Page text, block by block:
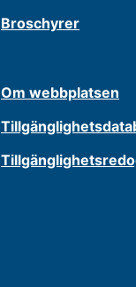
Broschyrer
Om webbplatsen